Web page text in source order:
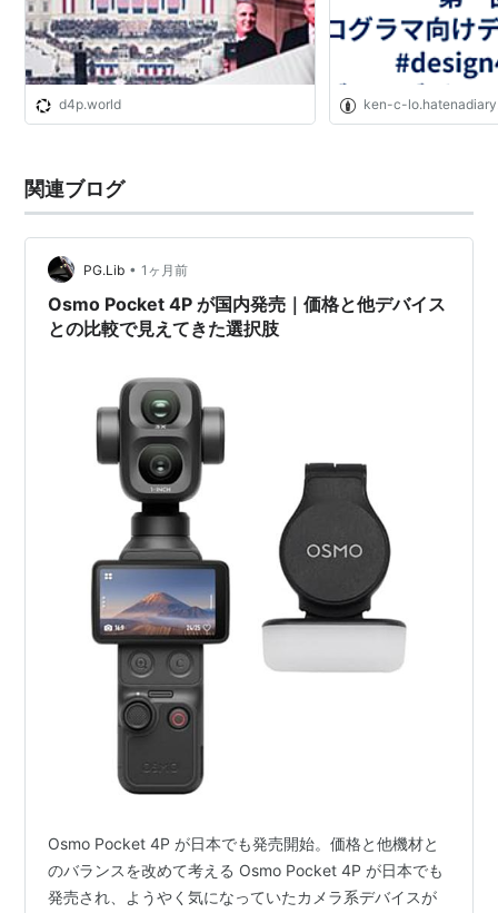
d4p.world ken-c-
関連ブログ
PG.Lib • 1ヶ月前
Osmo Pocket 4P が国内発売｜価格と他デバイス
との比較で見えてきた選択肢
Osmo Pocket 4P が日本でも発売開始。価格と他機材と
のバランスを改めて考える Osmo Pocket 4P が日本でも
発売され、ようやく気になっていたカメラ系デバイスが